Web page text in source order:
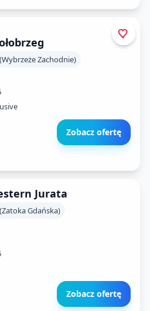
Zachodnie)
Zobacz ofertę
Jurata
Gdańska)
Zobacz ofertę